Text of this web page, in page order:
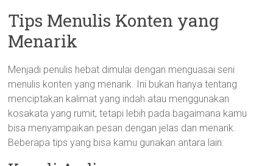
Tips Menulis Konten yang
Menarik
Menjadi penulis hebat dimulai dengan menguasai seni
menulis konten yang menarik. Ini bukan hanya tentang
menciptakan kalimat yang indah atau menggunakan
kosakata yang rumit, tetapi lebih pada bagaimana kamu
bisa menyampaikan pesan dengan jelas dan menarik.
Beberapa tips yang bisa kamu gunakan antara lain: